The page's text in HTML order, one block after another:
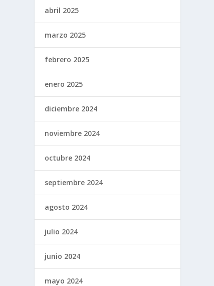
abril 2025
marzo 2025
febrero 2025
enero 2025
diciembre 2024
noviembre 2024
octubre 2024
septiembre 2024
agosto 2024
julio 2024
junio 2024
mayo 2024